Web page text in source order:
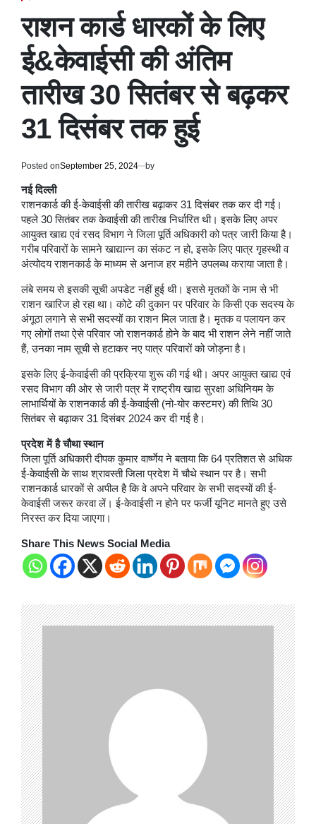
राशन कार्ड धारकों के लिए
ई&केवाईसी की अंतिम
तारीख 30 सितंबर से बढ़कर
31 दिसंबर तक हुई
Posted onSeptember 25, 2024 by
नई दिल्ली
राशनकार्ड की ई-केवाईसी की तारीख बढ़ाकर 31 दिसंबर तक कर दी गई।
पहले 30 सितंबर तक केवाईसी की तारीख निर्धारित थी। इसके लिए अपर
आयुक्त खाद्य एवं रसद विभाग ने जिला पूर्ति अधिकारी को पत्र जारी किया है।
गरीब परिवारों के सामने खाद्यान्न का संकट न हो, इसके लिए पात्र गृहस्थी व
अंत्योदय राशनकार्ड के माध्यम से अनाज हर महीने उपलब्ध कराया जाता है।
लंबे समय से इसकी सूची अपडेट नहीं हुई थी। इससे मृतकों के नाम से भी
राशन खारिज हो रहा था। कोटे की दुकान पर परिवार के किसी एक सदस्य के
अंगूठा लगाने से सभी सदस्यों का राशन मिल जाता है। मृतक व पलायन कर
गए लोगों तथा ऐसे परिवार जो राशनकार्ड होने के बाद भी राशन लेने नहीं जाते
हैं, उनका नाम सूची से हटाकर नए पात्र परिवारों को जोड़ना है।
इसके लिए ई-केवाईसी की प्रक्रिया शुरू की गई थी। अपर आयुक्त खाद्य एवं
रसद विभाग की ओर से जारी पत्र में राष्ट्रीय खाद्य सुरक्षा अधिनियम के
लाभार्थियों के राशनकार्ड की ई-केवाईसी (नो-योर कस्टमर) की तिथि 30
सितंबर से बढ़ाकर 31 दिसंबर 2024 कर दी गई है।
प्रदेश में है चौथा स्थान
जिला पूर्ति अधिकारी दीपक कुमार वार्ष्णेय ने बताया कि 64 प्रतिशत से अधिक
ई-केवाईसी के साथ श्रावस्ती जिला प्रदेश में चौथे स्थान पर है। सभी
राशनकार्ड धारकों से अपील है कि वे अपने परिवार के सभी सदस्यों की ई-
केवाईसी जरूर करवा लें। ई-केवाईसी न होने पर फर्जी यूनिट मानते हुए उसे
निरस्त कर दिया जाएगा।
Share This News Social Media